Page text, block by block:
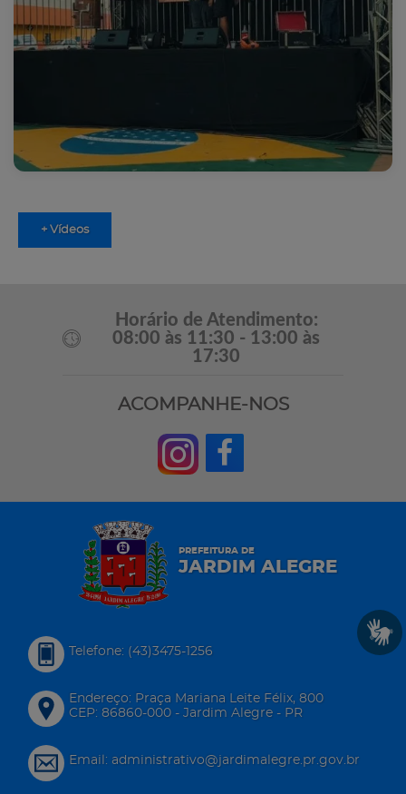
+ Vídeos
Horário de Atendimento:
08:00 às 11:30 - 13:00 às
17:30
ACOMPANHE-NOS
PREFEITURA DE
JARDIM ALEGRE
Telefone: (43)3475-1256
Endereço: Praça Mariana Leite Félix, 800
CEP: 86860-000 - Jardim Alegre - PR
Email: administrativo@jardimalegre.pr.gov.br